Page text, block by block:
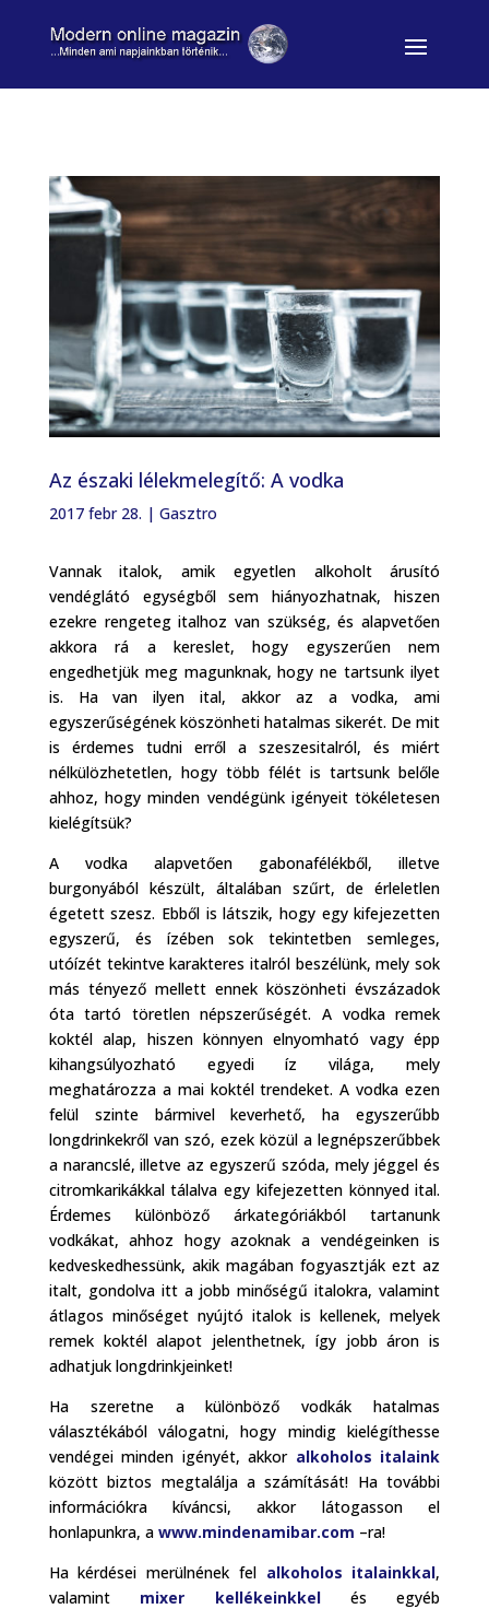
Az északi lélekmelegítő: A vodka
2017 febr 28. | Gasztro
Vannak italok, amik egyetlen alkoholt árusító
vendéglátó egységből sem hiányozhatnak, hiszen
ezekre rengeteg italhoz van szükség, és alapvetően
akkora rá a kereslet, hogy egyszerűen nem
engedhetjük meg magunknak, hogy ne tartsunk ilyet
is. Ha van ilyen ital, akkor az a vodka, ami
egyszerűségének köszönheti hatalmas sikerét. De mit
is érdemes tudni erről a szeszesitalról, és miért
nélkülözhetetlen, hogy több félét is tartsunk belőle
ahhoz, hogy minden vendégünk igényeit tökéletesen
kielégítsük?
A vodka alapvetően gabonafélékből, illetve
burgonyából készült, általában szűrt, de érleletlen
égetett szesz. Ebből is látszik, hogy egy kifejezetten
egyszerű, és ízében sok tekintetben semleges,
utóízét tekintve karakteres italról beszélünk, mely sok
más tényező mellett ennek köszönheti évszázadok
óta tartó töretlen népszerűségét. A vodka remek
koktél alap, hiszen könnyen elnyomható vagy épp
kihangsúlyozható egyedi íz világa, mely
meghatározza a mai koktél trendeket. A vodka ezen
felül szinte bármivel keverhető, ha egyszerűbb
longdrinkekről van szó, ezek közül a legnépszerűbbek
a narancslé, illetve az egyszerű szóda, mely jéggel és
citromkarikákkal tálalva egy kifejezetten könnyed ital.
Érdemes különböző árkategóriákból tartanunk
vodkákat, ahhoz hogy azoknak a vendégeinken is
kedveskedhessünk, akik magában fogyasztják ezt az
italt, gondolva itt a jobb minőségű italokra, valamint
átlagos minőséget nyújtó italok is kellenek, melyek
remek koktél alapot jelenthetnek, így jobb áron is
adhatjuk longdrinkjeinket!
Ha szeretne a különböző vodkák hatalmas
választékából válogatni, hogy mindig kielégíthesse
vendégei minden igényét, akkor alkoholos italaink
között biztos megtalálja a számítását! Ha további
információkra kíváncsi, akkor látogasson el
honlapunkra, a www.mindenamibar.com –ra!
Ha kérdései merülnének fel alkoholos italainkkal,
valamint mixer kellékeinkkelés egyéb